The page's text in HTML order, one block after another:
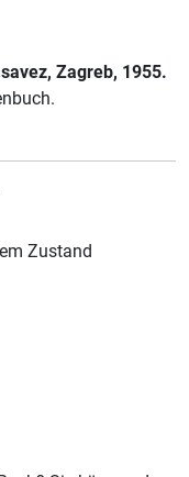
, Zagreb, 1955.
Zustand